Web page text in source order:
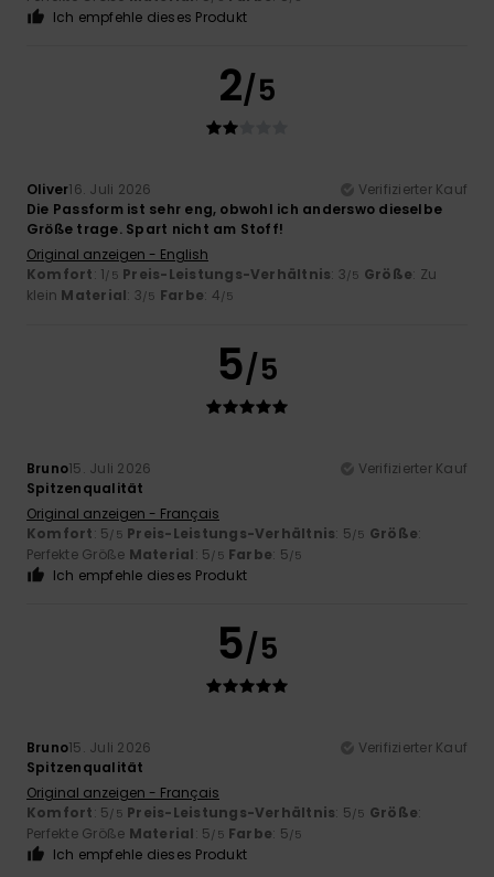
Ich empfehle dieses Produkt
2/5
Oliver16. Juli 2026
Verifizierter Kauf
Die Passform ist sehr eng, obwohl ich anderswo dieselbe
Größe trage. Spart nicht am Stoff!
Original anzeigen - English
Komfort: 1/5 Preis-Leistungs-Verhältnis: 3/5 Größe: Zu
klein Material: 3/5 Farbe: 4/5
5/5
Bruno15. Juli 2026
Verifizierter Kauf
Spitzenqualität
Original anzeigen - Français
Komfort: 5/5 Preis-Leistungs-Verhältnis: 5/5 Größe:
Perfekte Größe Material: 5/5 Farbe: 5/5
Ich empfehle dieses Produkt
5/5
Bruno15. Juli 2026
Verifizierter Kauf
Spitzenqualität
Original anzeigen - Français
Komfort: 5/5 Preis-Leistungs-Verhältnis: 5/5 Größe:
Perfekte Größe Material: 5/5 Farbe: 5/5
Ich empfehle dieses Produkt